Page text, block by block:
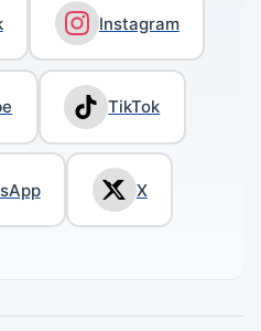
Instagram
TikTok
X